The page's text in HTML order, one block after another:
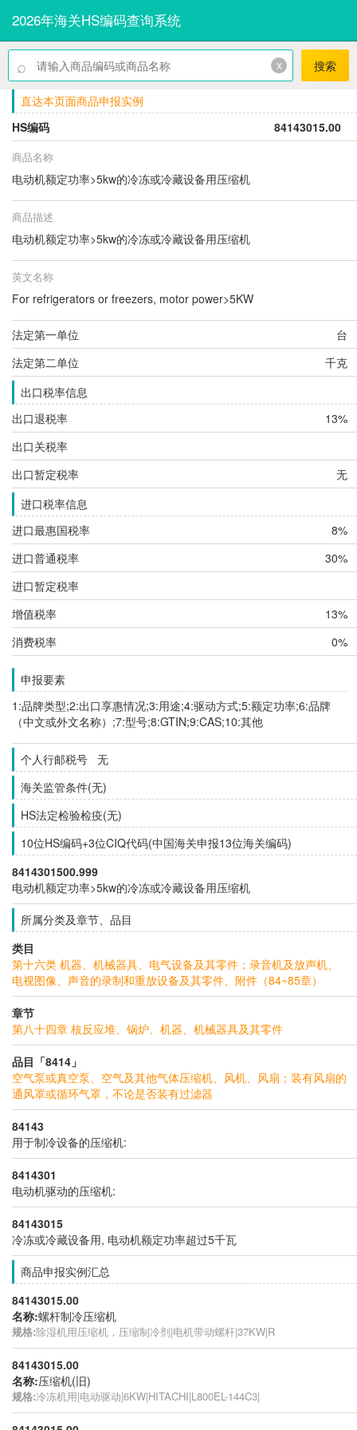
2026年海关HS编码查询系统
⌕ x 搜索
直达本页面商品申报实例
HS编码
84143015.00
商品名称
电动机额定功率>5kw的冷冻或冷藏设备用压缩机
商品描述
电动机额定功率>5kw的冷冻或冷藏设备用压缩机
英文名称
For refrigerators or freezers, motor power>5KW
法定第一单位
台
法定第二单位
千克
出口税率信息
出口退税率
13%
出口关税率
出口暂定税率
无
进口税率信息
进口最惠国税率
8%
进口普通税率
30%
进口暂定税率
增值税率
13%
消费税率
0%
申报要素
1:品牌类型;2:出口享惠情况;3:用途;4:驱动方式;5:额定功率;6:品牌
（中文或外文名称）;7:型号;8:GTIN;9:CAS;10:其他
个人行邮税号 无
海关监管条件(无)
HS法定检验检疫(无)
10位HS编码+3位CIQ代码(中国海关申报13位海关编码)
8414301500.999
电动机额定功率>5kw的冷冻或冷藏设备用压缩机
所属分类及章节、品目
类目
第十六类 机器、机械器具、电气设备及其零件；录音机及放声机、
电视图像、声音的录制和重放设备及其零件、附件（84~85章）
章节
第八十四章 核反应堆、锅炉、机器、机械器具及其零件
品目「8414」
空气泵或真空泵、空气及其他气体压缩机、风机、风扇；装有风扇的
通风罩或循环气罩，不论是否装有过滤器
84143
用于制冷设备的压缩机:
8414301
电动机驱动的压缩机:
84143015
冷冻或冷藏设备用, 电动机额定功率超过5千瓦
商品申报实例汇总
84143015.00
名称:螺杆制冷压缩机
规格:除湿机用压缩机，压缩制冷剂|电机带动螺杆|37KW|R
84143015.00
名称:压缩机(旧)
规格:冷冻机用|电动驱动|6KW|HITACHI|L800EL-144C3|